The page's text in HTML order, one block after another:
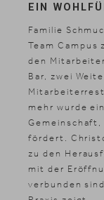
Shopping
EIN
Familie
Team
den
Bar, zwei
mehr wurde
Gemeinschaft,
fördert.
zu den
mit der
verbunden